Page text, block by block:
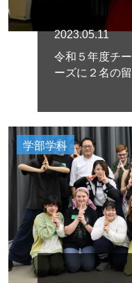
2023.05.11
令和５年度チ
ーズに２名の
学部学科